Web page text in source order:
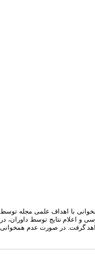
با اهداف علمی مجله توسط
نظر در زمینه مربوط، ارسال می‌شود. پس از بررسی و اعلام نتایج توسط داوران، در
گرفت. در صورت عدم همخوانی